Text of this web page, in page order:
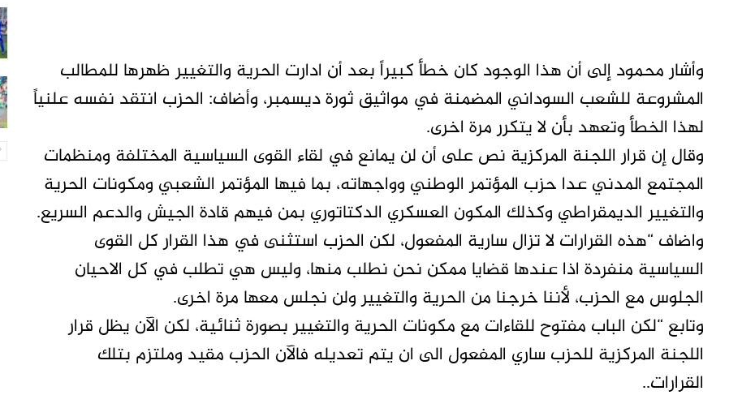
وأشار محمود إلى أن هذا الوجود كان خطأ كبيراً بعد أن ادارت الحرية والتغيير ظهرها للمطالب
المشروعة للشعب السوداني المضمنة في مواثيق ثورة ديسمبر، وأضاف: الحزب انتقد نفسه علنياً
لهذا الخطأ وتعهد بأن لا يتكرر مرة اخرى.
وقال إن قرار اللجنة المركزية نص على أن لن يمانع في لقاء القوى السياسية المختلفة ومنظمات
المجتمع المدني عدا حزب المؤتمر الوطني وواجهاته، بما فيها المؤتمر الشعبي ومكونات الحرية
والتغيير الديمقراطي وكذلك المكون العسكري الدكتاتوري بمن فيهم قادة الجيش والدعم السريع.
واضاف “هذه القرارات لا تزال سارية المفعول، لكن الحزب استثنى في هذا القرار كل القوى
السياسية منفردة اذا عندها قضايا ممكن نحن نطلب منها، وليس هي تطلب في كل الاحيان
الجلوس مع الحزب، لأننا خرجنا من الحرية والتغيير ولن نجلس معها مرة اخرى.
وتابع “لكن الباب مفتوح للقاءات مع مكونات الحرية والتغيير بصورة ثنائية، لكن الآن يظل قرار
اللجنة المركزية للحزب ساري المفعول الى ان يتم تعديله فالآن الحزب مقيد وملتزم بتلك
القرارات..